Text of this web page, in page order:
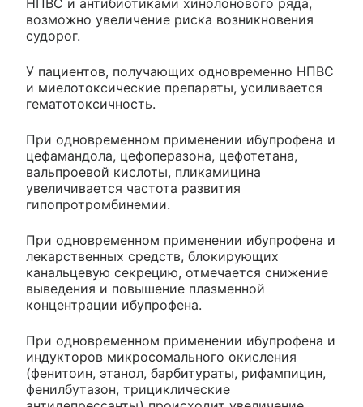
НПВС и антибиотиками хинолонового ряда,
возможно увеличение риска возникновения
судорог.
У пациентов, получающих одновременно НПВС
и миелотоксические препараты, усиливается
гематотоксичность.
При одновременном применении ибупрофена и
цефамандола, цефоперазона, цефотетана,
вальпроевой кислоты, пликамицина
увеличивается частота развития
гипопротромбинемии.
При одновременном применении ибупрофена и
лекарственных средств, блокирующих
канальцевую секрецию, отмечается снижение
выведения и повышение плазменной
концентрации ибупрофена.
При одновременном применении ибупрофена и
индукторов микросомального окисления
(фенитоин, этанол, барбитураты, рифампицин,
фенилбутазон, трициклические